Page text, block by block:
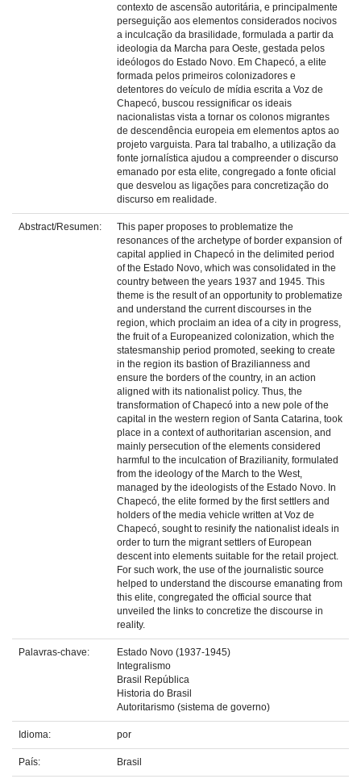
contexto de ascensão autoritária, e principalmente
perseguição aos elementos considerados nocivos
a inculcação da brasilidade, formulada a partir da
ideologia da Marcha para Oeste, gestada pelos
ideólogos do Estado Novo. Em Chapecó, a elite
formada pelos primeiros colonizadores e
detentores do veículo de mídia escrita a Voz de
Chapecó, buscou ressignificar os ideais
nacionalistas vista a tornar os colonos migrantes
de descendência europeia em elementos aptos ao
projeto varguista. Para tal trabalho, a utilização da
fonte jornalística ajudou a compreender o discurso
emanado por esta elite, congregado a fonte oficial
que desvelou as ligações para concretização do
discurso em realidade.
Abstract/Resumen:
This paper proposes to problematize the
resonances of the archetype of border expansion of
capital applied in Chapecó in the delimited period
of the Estado Novo, which was consolidated in the
country between the years 1937 and 1945. This
theme is the result of an opportunity to problematize
and understand the current discourses in the
region, which proclaim an idea of a city in progress,
the fruit of a Europeanized colonization, which the
statesmanship period promoted, seeking to create
in the region its bastion of Brazilianness and
ensure the borders of the country, in an action
aligned with its nationalist policy. Thus, the
transformation of Chapecó into a new pole of the
capital in the western region of Santa Catarina, took
place in a context of authoritarian ascension, and
mainly persecution of the elements considered
harmful to the inculcation of Brazilianity, formulated
from the ideology of the March to the West,
managed by the ideologists of the Estado Novo. In
Chapecó, the elite formed by the first settlers and
holders of the media vehicle written at Voz de
Chapecó, sought to resinify the nationalist ideals in
order to turn the migrant settlers of European
descent into elements suitable for the retail project.
For such work, the use of the journalistic source
helped to understand the discourse emanating from
this elite, congregated the official source that
unveiled the links to concretize the discourse in
reality.
Palavras-chave:
Estado Novo (1937-1945)
Integralismo
Brasil República
Historia do Brasil
Autoritarismo (sistema de governo)
Idioma: por
País: Brasil